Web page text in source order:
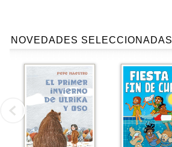
NOVEDADES SELECCIONADAS